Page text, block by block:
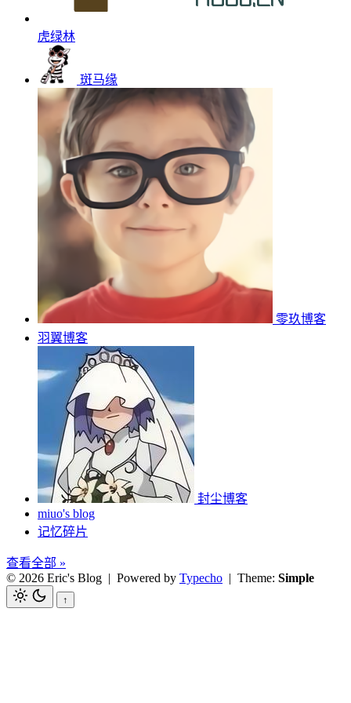
虎绿林
斑马缘
零玖博客
羽翼博客
封尘博客
miuo's blog
记忆碎片
查看全部 »
© 2026 Eric's Blog | Powered by Typecho | Theme: Simple
↑